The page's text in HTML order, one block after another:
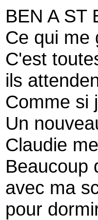
BEN A ST
Ce qui me
C'est
ils
Comme si
Un
Claudie
Beaucoup
avec ma
pour